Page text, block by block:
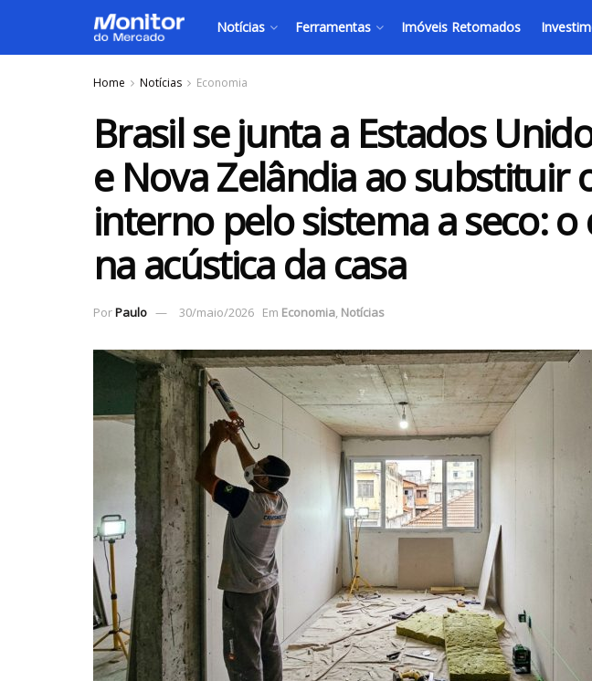
Notícias Ferramentas Imóveis Retomados
Home Notícias Economia
Brasil se junta a Estados
e Nova Zelândia ao substituir
interno pelo sistema a seco:
na acústica da casa
PorPaulo 30/maio/2026 Em Economia, Notícias